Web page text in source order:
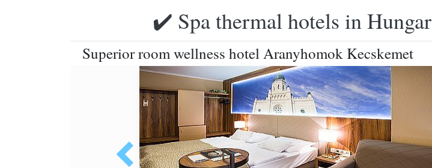
✔️ Spa thermal hotels in
Superior room wellness hotel Aranyhomok Kecskemet